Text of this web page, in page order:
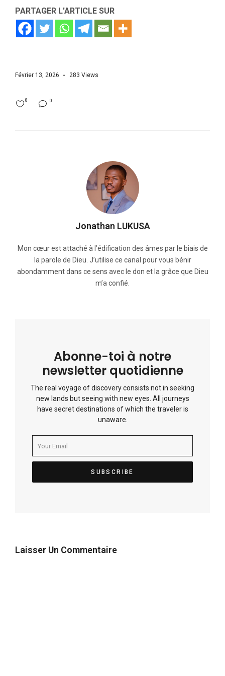
PARTAGER L'ARTICLE SUR
Février 13, 2026 283 Views
0
8
Jonathan LUKUSA
Mon cœur est attaché à l’édification des âmes par le biais de
la parole de Dieu. J’utilise ce canal pour vous bénir
abondamment dans ce sens avec le don et la grâce que Dieu
m’a confié.
Abonne-toi à notre
newsletter quotidienne
The real voyage of discovery consists not in seeking
new lands but seeing with new eyes. All journeys
have secret destinations of which the traveler is
unaware.
Laisser Un Commentaire